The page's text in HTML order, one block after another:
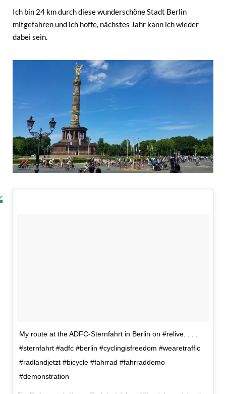
Ich bin 24 km durch diese wunderschöne Stadt Berlin
mitgefahren und ich hoffe, nächstes Jahr kann ich wieder
dabei sein.
My route at the ADFC-Sternfahrt in Berlin on #relive. . . .
#sternfahrt #adfc #berlin #cyclingisfreedom #wearetraffic
#radlandjetzt #bicycle #fahrrad #fahrraddemo
#demonstration